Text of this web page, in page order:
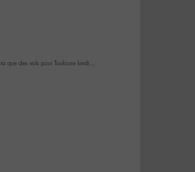
que des vols pour Toulouse lundi…